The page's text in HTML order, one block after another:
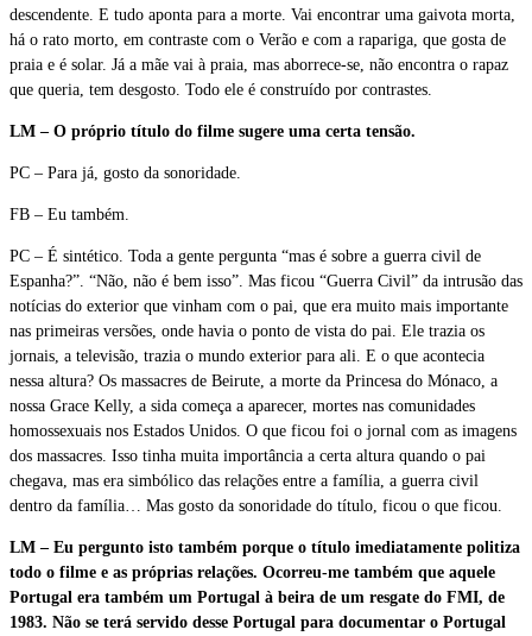
descendente. E tudo aponta para a morte. Vai encontrar uma gaivota morta,
há o rato morto, em contraste com o Verão e com a rapariga, que gosta de
praia e é solar. Já a mãe vai à praia, mas aborrece-se, não encontra o rapaz
que queria, tem desgosto. Todo ele é construído por contrastes.
LM – O próprio título do filme sugere uma certa tensão.
PC – Para já, gosto da sonoridade.
FB – Eu também.
PC – É sintético. Toda a gente pergunta “mas é sobre a guerra civil de
Espanha?”. “Não, não é bem isso”. Mas ficou “Guerra Civil” da intrusão das
notícias do exterior que vinham com o pai, que era muito mais importante
nas primeiras versões, onde havia o ponto de vista do pai. Ele trazia os
jornais, a televisão, trazia o mundo exterior para ali. E o que acontecia
nessa altura? Os massacres de Beirute, a morte da Princesa do Mónaco, a
nossa Grace Kelly, a sida começa a aparecer, mortes nas comunidades
homossexuais nos Estados Unidos. O que ficou foi o jornal com as imagens
dos massacres. Isso tinha muita importância a certa altura quando o pai
chegava, mas era simbólico das relações entre a família, a guerra civil
dentro da família… Mas gosto da sonoridade do título, ficou o que ficou.
LM – Eu pergunto isto também porque o título imediatamente politiza
todo o filme e as próprias relações. Ocorreu-me também que aquele
Portugal era também um Portugal à beira de um resgate do FMI, de
1983. Não se terá servido desse Portugal para documentar o Portugal